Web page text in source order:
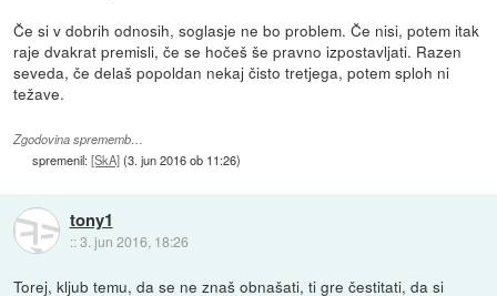
Če si v dobrih odnosih, soglasje ne bo problem. Če nisi, potem itak
raje dvakrat premisli, če se hočeš še pravno izpostavljati. Razen
seveda, če delaš popoldan nekaj čisto tretjega, potem sploh ni
težave.
Zgodovina sprememb…
spremenil:[SkA](3. jun 2016 ob 11:26)
tony1
::3. jun 2016, 18:26
Torej, kljub temu, da se ne znaš obnašati, ti gre čestitati, da si